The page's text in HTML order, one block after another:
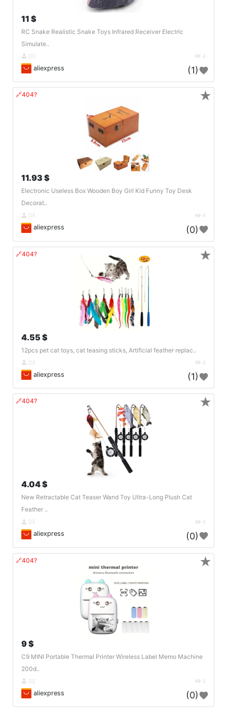
11 $
RC Snake Realistic Snake Toys Infrared Receiver Electric
Simulate..
DE 4
aliexpress (1)
🔗404?
11.93 $
Electronic Useless Box Wooden Boy Girl Kid Funny Toy Desk
Decorat..
DE 4
aliexpress (0)
★
🔗404?
4.55 $
12pcs pet cat toys, cat teasing sticks, Artificial feather replac..
DE 4
aliexpress (1)
★
🔗404?
4.04 $
New Retractable Cat Teaser Wand Toy Ultra-Long Plush Cat
Feather ..
DE 4
aliexpress (0)
★
🔗404?
9 $
C9 MINI Portable Thermal Printer Wireless Label Memo Machine
200d..
DE 4
aliexpress (0)
★